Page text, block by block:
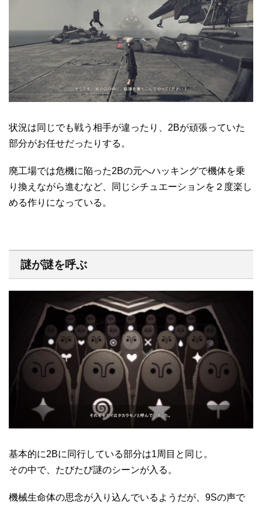
状況は同じでも戦う相手が違ったり、2Bが頑張っていた
部分がお任せだったりする。
廃工場では危機に陥った2Bの元へハッキングで機体を乗
り換えながら進むなど、同じシチュエーションを２度楽し
める作りになっている。
謎が謎を呼ぶ
基本的に2Bに同行している部分は1周目と同じ。
その中で、たびたび謎のシーンが入る。
機械生命体の思念が入り込んでいるようだが、9Sの声で